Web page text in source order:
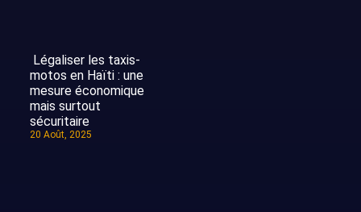
Légaliser les taxis-
motos en Haïti : une
mesure économique
mais surtout
sécuritaire
20 Août, 2025